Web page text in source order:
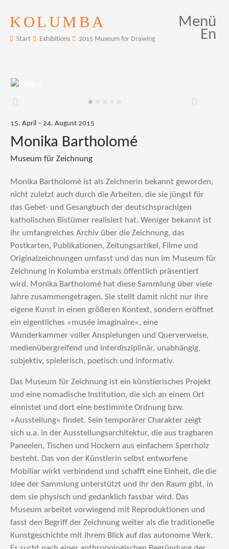
KOLUMBA
Start Exhibitions 2015 Museum for Drawing
Menü
En
Zurück Weiter
15. April – 24. August 2015
Monika Bartholomé
Museum für Zeichnung
Monika Bartholomé ist als Zeichnerin bekannt geworden,
nicht zuletzt auch durch die Arbeiten, die sie jüngst für
das Gebet- und Gesangbuch der deutschsprachigen
katholischen Bistümer realisiert hat. Weniger bekannt ist
ihr umfangreiches Archiv über die Zeichnung, das
Postkarten, Publikationen, Zeitungsartikel, Filme und
Originalzeichnungen umfasst und das nun im Museum für
Zeichnung in Kolumba erstmals öffentlich präsentiert
wird. Monika Bartholomé hat diese Sammlung über viele
Jahre zusammengetragen. Sie stellt damit nicht nur ihre
eigene Kunst in einen größeren Kontext, sondern eröffnet
ein eigentliches »musée imaginaire«, eine
Wunderkammer voller Anspielungen und Querverweise,
medienübergreifend und interdisziplinär, unabhängig,
subjektiv, spielerisch, poetisch und informativ.
Das Museum für Zeichnung ist ein künstlerisches Projekt
und eine nomadische Institution, die sich an einem Ort
einnistet und dort eine bestimmte Ordnung bzw.
»Ausstellung« findet. Sein temporärer Charakter zeigt
sich u.a. in der Ausstellungsarchitektur, die aus tragbaren
Paneelen, Tischen und Hockern aus einfachem Sperrholz
besteht. Das von der Künstlerin selbst entworfene
Mobiliar wirkt verbindend und schafft eine Einheit, die die
Idee der Sammlung unterstützt und ihr den Raum gibt, in
dem sie physisch und gedanklich fassbar wird. Das
Museum arbeitet vorwiegend mit Reproduktionen und
fasst den Begriff der Zeichnung weiter als die traditionelle
Kunstgeschichte mit ihrem Blick auf das autonome Werk.